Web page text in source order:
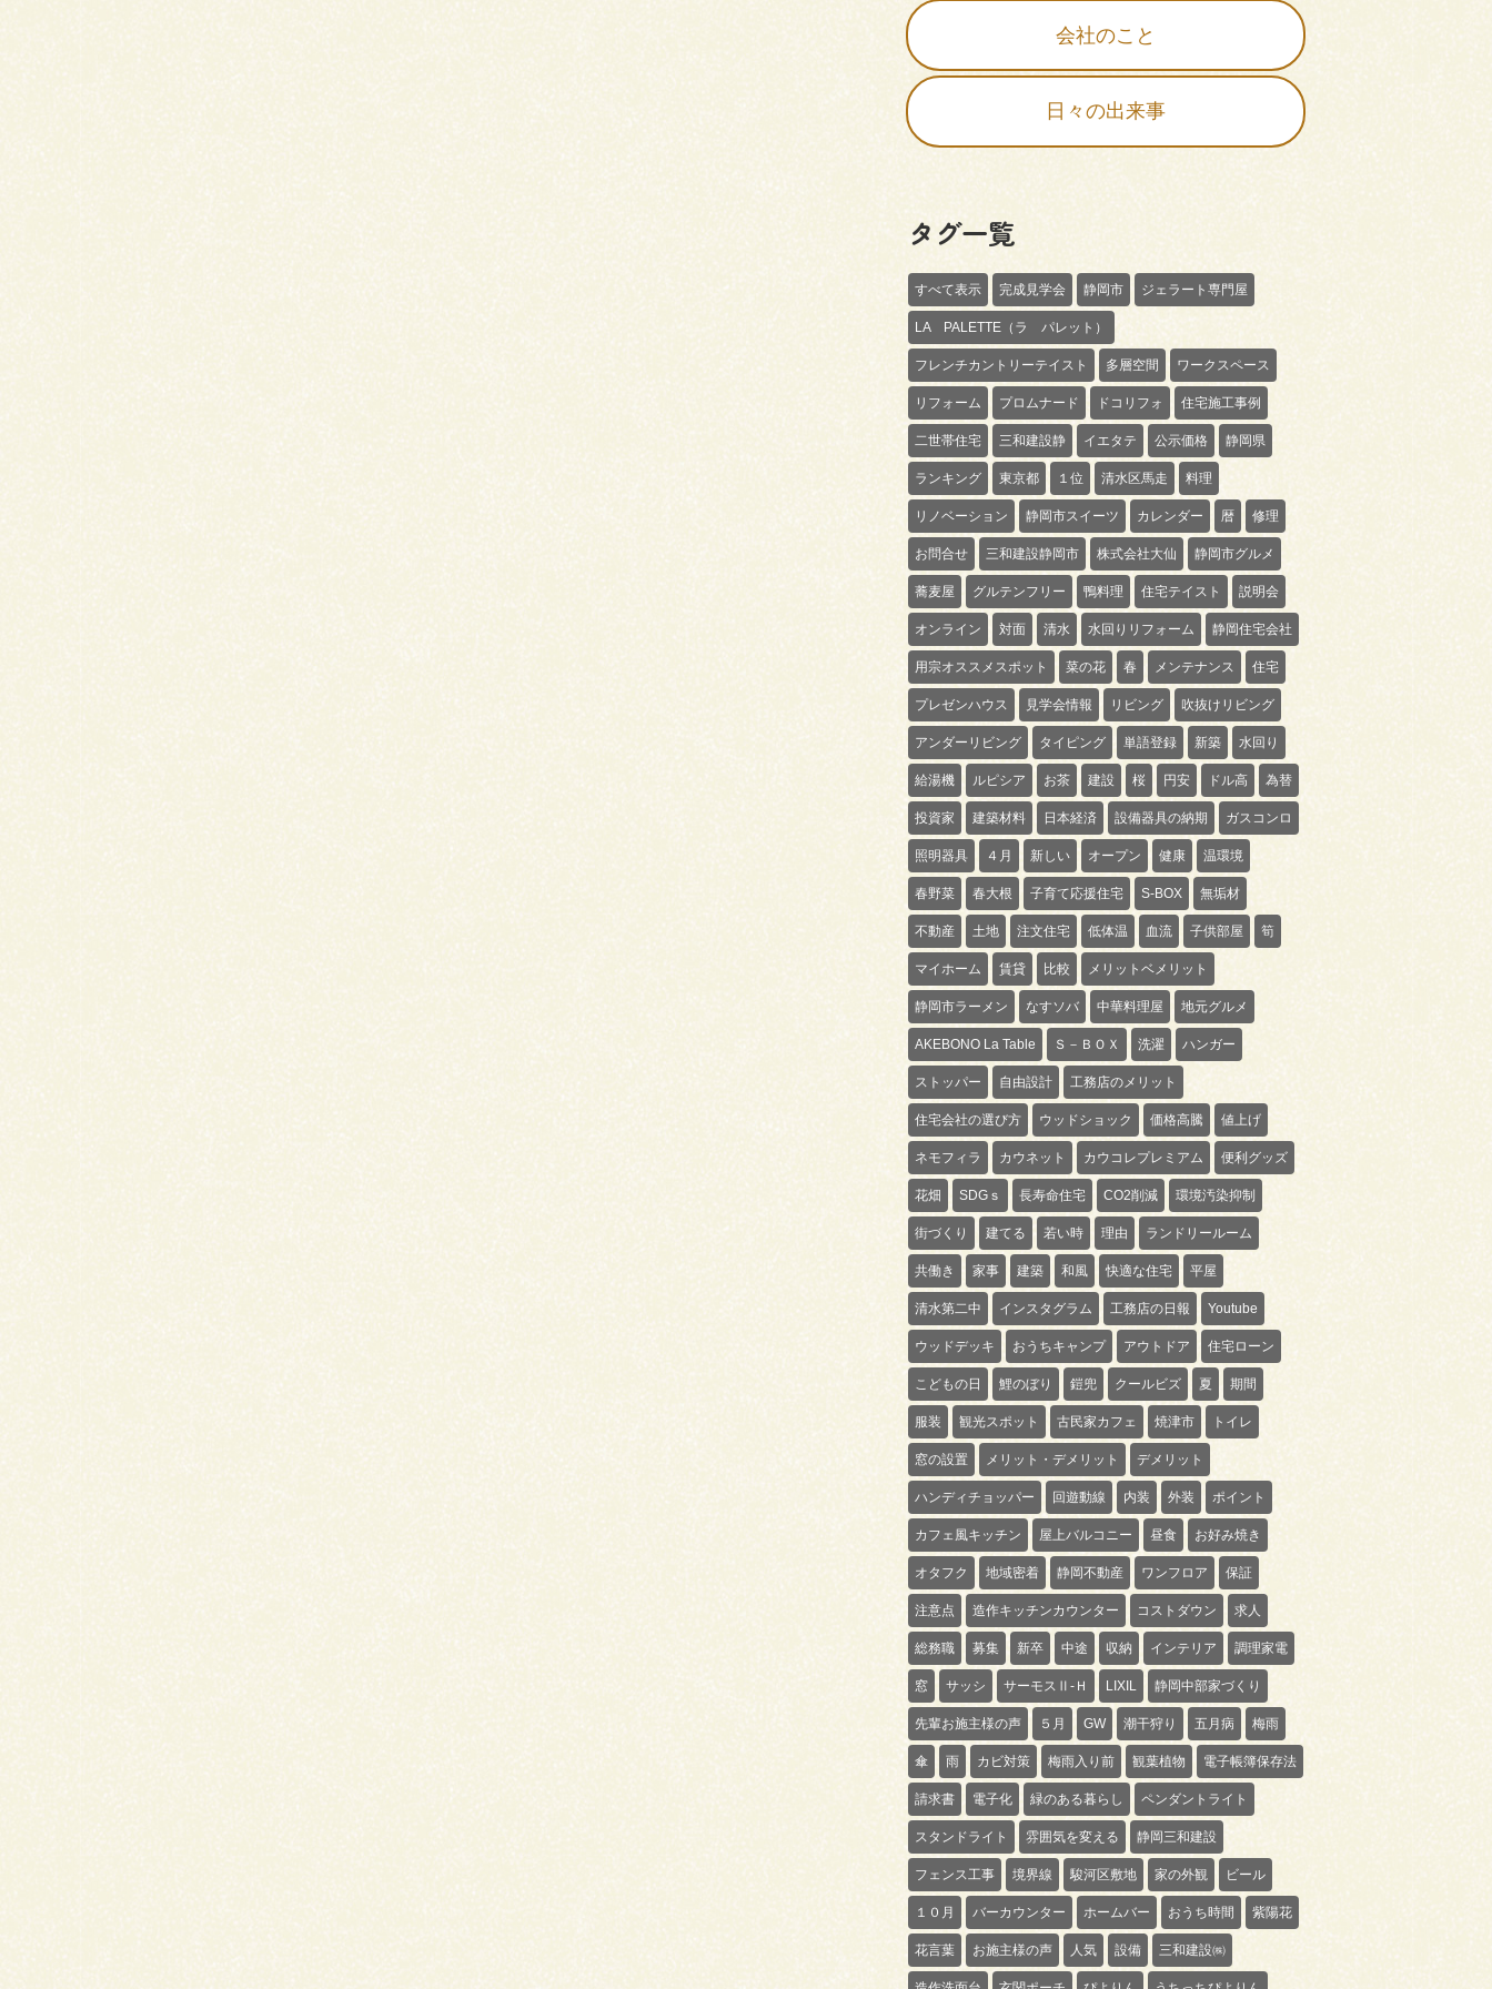
会社のこと
日々の出来事
タグ一覧
すべて表示 完成見学会 静岡市 ジェラート専門屋
LA PALETTE（ラ パレット）
フレンチカントリーテイスト 多層空間 ワークスペース
リフォーム プロムナード ドコリフォ 住宅施工事例
二世帯住宅 三和建設静 イエタテ 公示価格 静岡県
ランキング 東京都 １位 清水区馬走 料理
リノベーション 静岡市スイーツ カレンダー 暦 修理
お問合せ 三和建設静岡市 株式会社大仙 静岡市グルメ
蕎麦屋 グルテンフリー 鴨料理 住宅テイスト 説明会
オンライン 対面 清水 水回りリフォーム 静岡住宅会社
用宗オススメスポット 菜の花 春 メンテナンス 住宅
プレゼンハウス 見学会情報 リビング 吹抜けリビング
アンダーリビング タイピング 単語登録 新築 水回り
給湯機 ルピシア お茶 建設 桜 円安 ドル高 為替
投資家 建築材料 日本経済 設備器具の納期 ガスコンロ
照明器具 ４月 新しい オープン 健康 温環境
春野菜 春大根 子育て応援住宅 S-BOX 無垢材
不動産 土地 注文住宅 低体温 血流 子供部屋 筍
マイホーム 賃貸 比較 メリットベメリット
静岡市ラーメン なすソバ 中華料理屋 地元グルメ
AKEBONO La Table Ｓ－ＢＯＸ 洗濯 ハンガー
ストッパー 自由設計 工務店のメリット
住宅会社の選び方 ウッドショック 価格高騰 値上げ
ネモフィラ カウネット カウコレプレミアム 便利グッズ
花畑 SDGｓ 長寿命住宅 CO2削減 環境汚染抑制
街づくり 建てる 若い時 理由 ランドリールーム
共働き 家事 建築 和風 快適な住宅 平屋
清水第二中 インスタグラム 工務店の日報 Youtube
ウッドデッキ おうちキャンプ アウトドア 住宅ローン
こどもの日 鯉のぼり 鎧兜 クールビズ 夏 期間
服装 観光スポット 古民家カフェ 焼津市 トイレ
窓の設置 メリット・デメリット デメリット
ハンディチョッパー 回遊動線 内装 外装 ポイント
カフェ風キッチン 屋上バルコニー 昼食 お好み焼き
オタフク 地域密着 静岡不動産 ワンフロア 保証
注意点 造作キッチンカウンター コストダウン 求人
総務職 募集 新卒 中途 収納 インテリア 調理家電
窓 サッシ サーモスⅡ-Ｈ LIXIL 静岡中部家づくり
先輩お施主様の声 ５月 GW 潮干狩り 五月病 梅雨
傘 雨 カビ対策 梅雨入り前 観葉植物 電子帳簿保存法
請求書 電子化 緑のある暮らし ペンダントライト
スタンドライト 雰囲気を変える 静岡三和建設
フェンス工事 境界線 駿河区敷地 家の外観 ビール
１０月 バーカウンター ホームバー おうち時間 紫陽花
花言葉 お施主様の声 人気 設備 三和建設㈱